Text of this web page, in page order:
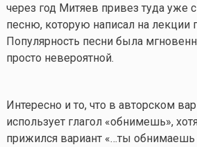
через год Митяев привез туда уже
песню, которую написал на лекции
Популярность песни была
просто невероятной.
Интересно и то, что в авторском
использует глагол «обнимешь»,
прижился вариант «…ты обнимаешь